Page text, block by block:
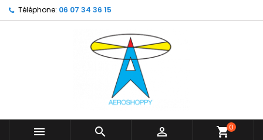
Téléphone: 06 07 34 36 15
   shopping_cart0
My wishlists ×
Create new list
Créer une liste d'envies ×
Nom de la liste d'envies
Connexion ×
Vous devez être connecté pour ajouter des produits
Annuler